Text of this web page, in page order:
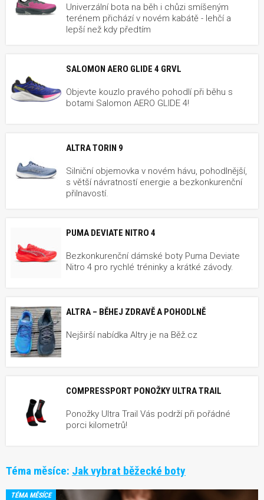
Univerzální bota na běh i chůzi smíšeným
terénem přichází v novém kabátě - lehčí a
lepší než kdy předtím
SALOMON AERO GLIDE 4 GRVL
Objevte kouzlo pravého pohodlí při běhu s
botami Salomon AERO GLIDE 4!
ALTRA TORIN 9
Silniční objemovka v novém hávu, pohodlnější,
s větší návratností energie a bezkonkurenční
přilnavostí.
PUMA DEVIATE NITRO 4
Bezkonkurenční dámské boty Puma Deviate
Nitro 4 pro rychlé tréninky a krátké závody.
ALTRA – BĚHEJ ZDRAVĚ A POHODLNĚ
Nejširší nabídka Altry je na Běž.cz
COMPRESSPORT PONOŽKY ULTRA TRAIL
Ponožky Ultra Trail Vás podrží při pořádné
porci kilometrů!
Téma měsíce: Jak vybrat běžecké boty
TÉMA MĚSÍCE